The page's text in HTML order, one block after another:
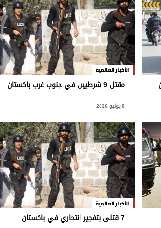
الأخبار العالمية
مقتل 9 شرطيين في جنوب غرب باكستان
8 يوليو 2026
الأخبار العالمية
7 قتلى بتفجير انتحاري في باكستان